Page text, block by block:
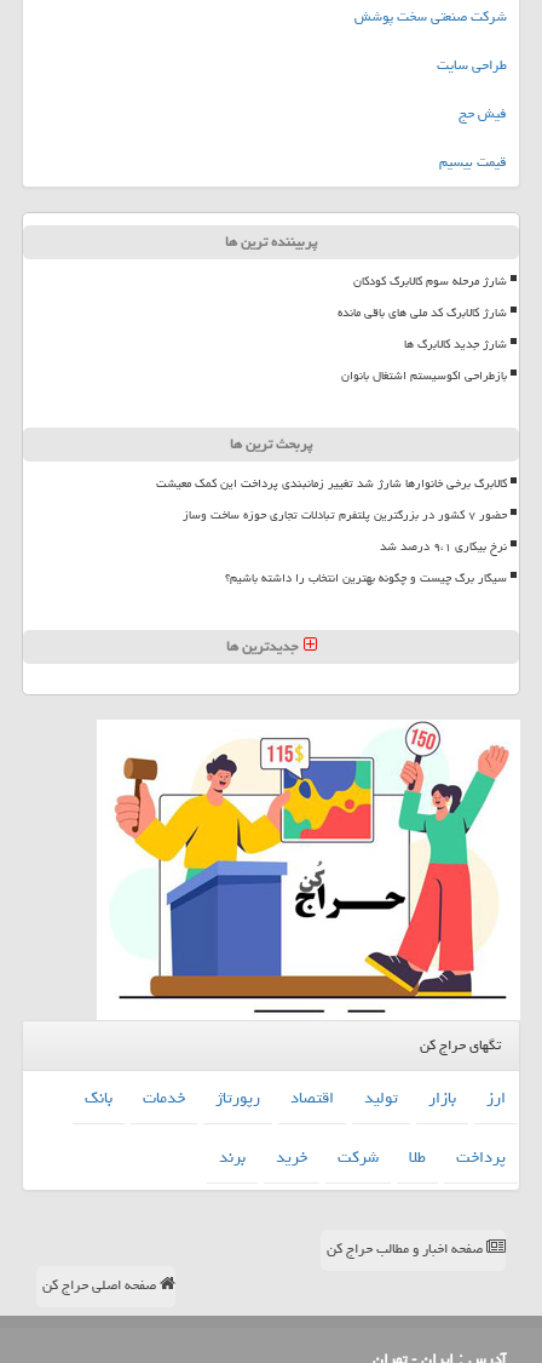
شرکت صنعتی سخت پوشش
طراحی سایت
فیش حج
قیمت بیسیم
پربیننده ترین ها
شارژ مرحله سوم کالابرگ کودکان
شارژ کالابرگ کد ملی های باقی مانده
شارژ جدید کالابرگ ها
بازطراحی اکوسیستم اشتغال بانوان
پربحث ترین ها
کالابرگ برخی خانوارها شارژ شد تغییر زمانبندی پرداخت این کمک معیشت
حضور ۷ کشور در بزرگترین پلتفرم تبادلات تجاری حوزه ساخت وساز
نرخ بیکاری ۹،۱ درصد شد
سیگار برگ چیست و چگونه بهترین انتخاب را داشته باشیم؟
جدیدترین ها
تگهای حراج کن
ارز بازار تولید اقتصاد رپورتاژ خدمات
بانك
پرداخت
طلا شركت خرید برند
صفحه اخبار و مطالب حراج کن
صفحه اصلی حراج کن